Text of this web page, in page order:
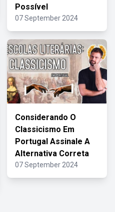
Possível
07 September 2024
Considerando O
Classicismo Em
Portugal Assinale A
Alternativa Correta
07 September 2024